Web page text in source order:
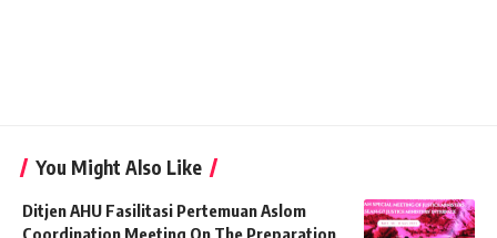
You Might Also Like
Ditjen AHU Fasilitasi Pertemuan Aslom
Coordination Meeting On The Preparation